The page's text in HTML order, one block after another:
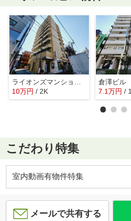
ライオンズマンション鶯谷第３
10万円 / 2K
倉澤ビル
7.1万円 /
こだわり特集
室内動画有物件特集
メールで共有する